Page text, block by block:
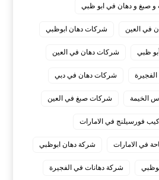
و صبغ و دهان في ابو ظبي
في العين شركات دهان ابوظبي
ظبي شركات دهان في العين
شركات دهان في دبي
الخيمة شركات صبغ في العين
فورسيلنج في الامارات
في الامارات شركة دهان ابوظبي
شركة دهانات في الفجيرة